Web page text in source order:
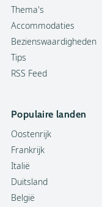
Thema's
Accommodaties
Bezienswaardigheden
Tips
RSS Feed
Populaire landen
Oostenrijk
Frankrijk
Italië
Duitsland
België